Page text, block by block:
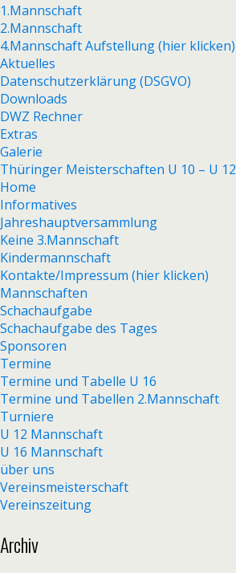
1.Mannschaft
2.Mannschaft
4.Mannschaft Aufstellung (hier klicken)
Aktuelles
Datenschutzerklärung (DSGVO)
Downloads
DWZ Rechner
Extras
Galerie
Thüringer Meisterschaften U 10 – U 12
Home
Informatives
Jahreshauptversammlung
Keine 3.Mannschaft
Kindermannschaft
Kontakte/Impressum (hier klicken)
Mannschaften
Schachaufgabe
Schachaufgabe des Tages
Sponsoren
Termine
Termine und Tabelle U 16
Termine und Tabellen 2.Mannschaft
Turniere
U 12 Mannschaft
U 16 Mannschaft
über uns
Vereinsmeisterschaft
Vereinszeitung
Archiv